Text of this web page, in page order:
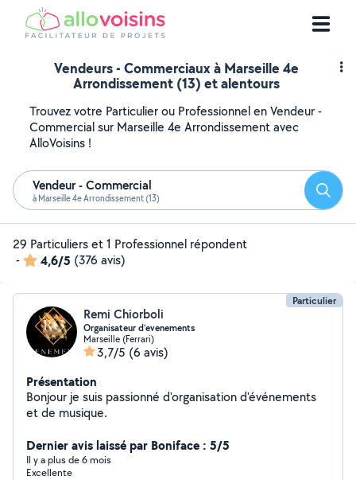
Vendeurs - Commerciaux à Marseille 4e
Arrondissement (13) et alentours
Trouvez votre Particulier ou Professionnel en Vendeur -
Commercial sur Marseille 4e Arrondissement avec
AlloVoisins !
Vendeur - Commercial
à Marseille 4e Arrondissement (13)
29 Particuliers et 1 Professionnel répondent
-
4,6/5 (376 avis)
Particulier
Remi Chiorboli
Organisateur d’evenements
Marseille (Ferrari)
3,7/5 (6 avis)
Présentation
Bonjour je suis passionné d'organisation d'événements
et de musique.
Dernier avis laissé par Boniface : 5/5
Il y a plus de 6 mois
Excellente